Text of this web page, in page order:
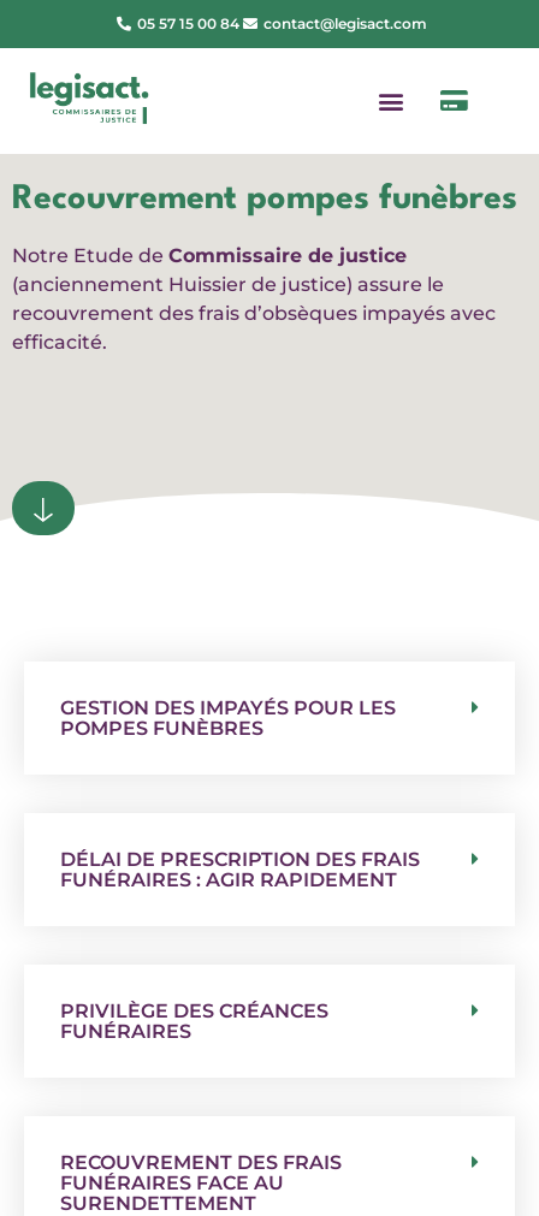
05 57 15 00 84 contact@legisact.com
Recouvrement pompes funèbres
Notre Etude de Commissaire de justice
(anciennement Huissier de justice) assure le
recouvrement des frais d’obsèques impayés avec
efficacité.
GESTION DES IMPAYÉS POUR LES
POMPES FUNÈBRES
DÉLAI DE PRESCRIPTION DES FRAIS
FUNÉRAIRES : AGIR RAPIDEMENT
PRIVILÈGE DES CRÉANCES
FUNÉRAIRES
RECOUVREMENT DES FRAIS
FUNÉRAIRES FACE AU
SURENDETTEMENT